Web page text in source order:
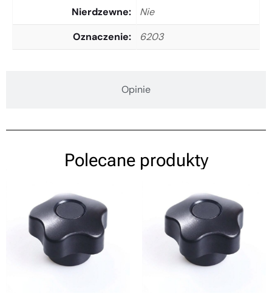
Opinie
Nierdzewne
Nie
Oznaczenie
6203
Polecane produkty